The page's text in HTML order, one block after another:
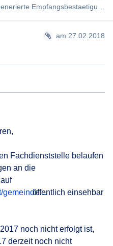
am 27.02.2018
Fachdienststelle belaufen
an die
gemeinde… öffentlich einsehbar
noch nicht erfolgt ist,
derzeit noch nicht